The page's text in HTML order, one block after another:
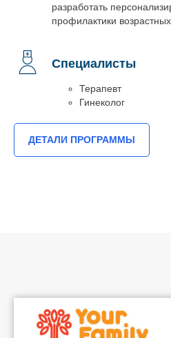
разработать
профилактики
Специалисты
Терапевт
Гинеколог
ДЕТАЛИ ПРОГРАММЫ